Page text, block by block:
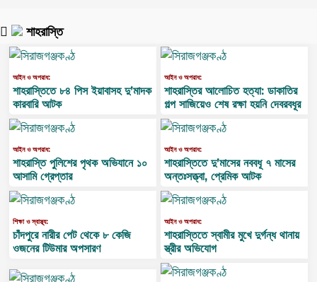
শাহরাস্তি
আইন ও অপরাধ:
শাহরাস্তিতে ৮৪ পিস ইয়াবাসহ দু’মাদক
কারবারি আটক
আইন ও অপরাধ:
শাহরাস্তির আলোচিত হত্যা: ডাকাতির
গল্প সাজিয়েও শেষ রক্ষা হয়নি দেবরবধূর
আইন ও অপরাধ:
শাহরাস্তি পুলিশের পৃথক অভিযানে ১০
আসামি গ্রেপ্তার
আইন ও অপরাধ:
শাহরাস্তিতে দু’মাসের নববধূ ৭ মাসের
অন্তঃসত্ত্বা, প্রেমিক আটক
শিক্ষা ও স্বাস্থ্য:
চাঁদপুরে নারীর পেট থেকে ৮ কেজি
ওজনের টিউমার অপসারণ
আইন ও অপরাধ:
শাহরাস্তিতে স্বামীর মুখে দুর্গন্ধ থানায়
স্ত্রীর অভিযোগ